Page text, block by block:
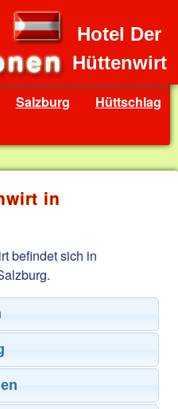
Hotel Der
Hüttenwirt
Salzburg
Hüttschlag
in
befindet sich in